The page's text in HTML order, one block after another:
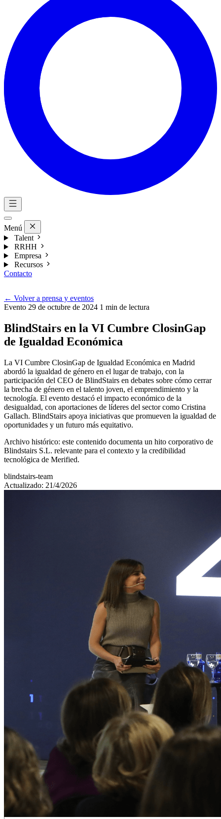
Menú
Talent
RRHH
Empresa
Recursos
Contacto
← Volver a prensa y eventos
Evento 29 de octubre de 2024 1 min de lectura
BlindStairs en la VI Cumbre ClosinGap
de Igualdad Económica
La VI Cumbre ClosinGap de Igualdad Económica en Madrid
abordó la igualdad de género en el lugar de trabajo, con la
participación del CEO de BlindStairs en debates sobre cómo cerrar
la brecha de género en el talento joven, el emprendimiento y la
tecnología. El evento destacó el impacto económico de la
desigualdad, con aportaciones de líderes del sector como Cristina
Gallach. BlindStairs apoya iniciativas que promueven la igualdad de
oportunidades y un futuro más equitativo.
Archivo histórico: este contenido documenta un hito corporativo de
Blindstairs S.L. relevante para el contexto y la credibilidad
tecnológica de Merified.
blindstairs-team
Actualizado: 21/4/2026